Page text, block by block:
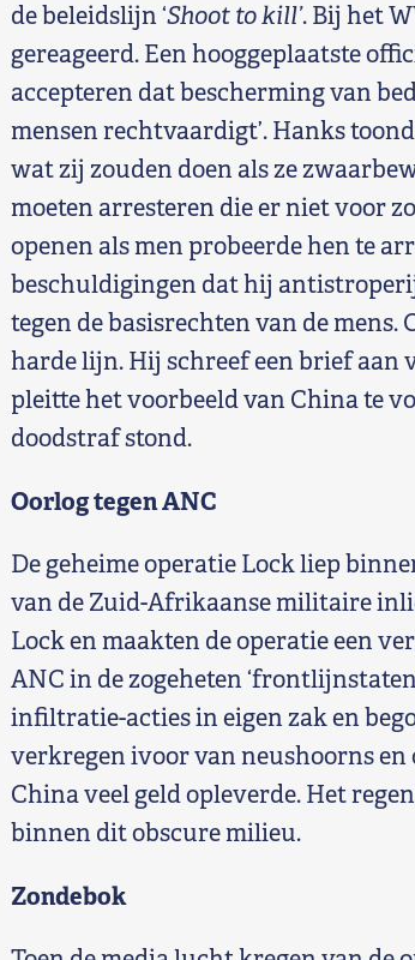
de beleidslijn ‘Shoot to kill’. Bij het
gereageerd. Een hooggeplaatste
accepteren dat bescherming van
mensen rechtvaardigt’. Hanks
wat zij zouden doen als ze
moeten arresteren die er niet voor
openen als men probeerde hen te
beschuldigingen dat hij
tegen de basisrechten van de
harde lijn. Hij schreef een brief
pleitte het voorbeeld van China te
doodstraf stond.
Oorlog tegen ANC
De geheime operatie Lock liep
van de Zuid-Afrikaanse militaire
Lock en maakten de operatie een
ANC in de zogeheten
infiltratie-acties in eigen zak en
verkregen ivoor van neushoorns
China veel geld opleverde. Het
binnen dit obscure milieu.
Zondebok